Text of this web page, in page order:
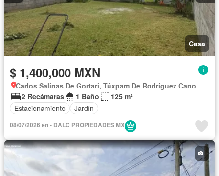
Casa
$ 1,400,000 MXN
Carlos Salinas De Gortari, Túxpam De Rodríguez Cano
2 Recámaras
1 Baño
125 m²
Estacionamiento
Jardín
08/07/2026 en - DALC PROPIEDADES MX